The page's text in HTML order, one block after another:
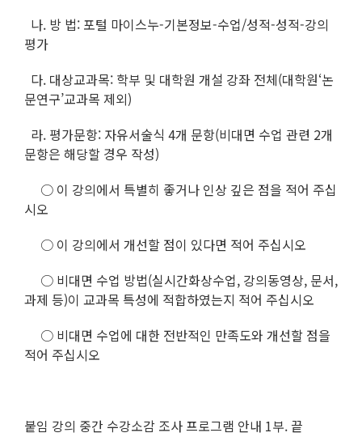
나. 방 법: 포털 마이스누-기본정보-수업/성적-성적-강의
평가
다. 대상교과목: 학부 및 대학원 개설 강좌 전체(대학원‘논
문연구’교과목 제외)
라. 평가문항: 자유서술식 4개 문항(비대면 수업 관련 2개
문항은 해당할 경우 작성)
○ 이 강의에서 특별히 좋거나 인상 깊은 점을 적어 주십
시오
○ 이 강의에서 개선할 점이 있다면 적어 주십시오
○ 비대면 수업 방법(실시간화상수업, 강의동영상, 문서,
과제 등)이 교과목 특성에 적합하였는지 적어 주십시오
○ 비대면 수업에 대한 전반적인 만족도와 개선할 점을
적어 주십시오
붙임 강의 중간 수강소감 조사 프로그램 안내 1부. 끝